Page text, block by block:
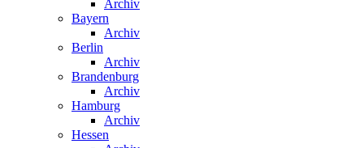
Archiv
Bayern
Archiv
Berlin
Archiv
Brandenburg
Archiv
Hamburg
Archiv
Hessen